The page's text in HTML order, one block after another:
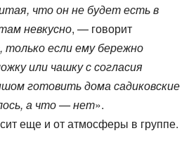
что он не будет есть в
невкусно, — говорит
если ему бережно
или чашку с согласия
готовить дома садиковские
а что — нет».
еще и от атмосферы в группе.